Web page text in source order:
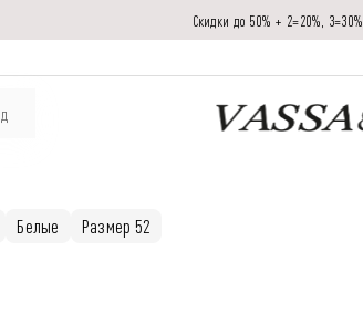
Скидки до 50% + 2=20%, 3=30%.
Белые Размер 52